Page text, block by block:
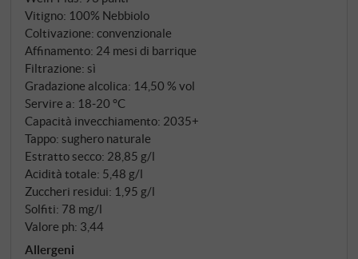
concentrata ma non pesante, inserita in una sottile
speziatura e in una vena minerale. Il finale è lungo,
strutturato e caratterizzato da una freschezza
persistente. Un Barolo di rara precisione e profondità
che riflette magistralmente il carattere del piccolo
vigneto Briccolina in una grande annata – e ha il
potenziale per invecchiare per decenni.
SUPERIORE.DE
Vitigno: 100% Nebbiolo
Coltivazione: convenzionale
Affinamento: 24 mesi di barrique
Filtrazione: sì
Gradazione alcolica: 14,50 % vol
Servire a: 18‑20 °C
Capacità invecchiamento: 2035+
Tappo: sughero naturale
Estratto secco: 28,85 g/l
Acidità totale: 5,48 g/l
Zuccheri residui: 1,95 g/l
Solfiti: 78 mg/l
Valore ph: 3,44
Allergeni